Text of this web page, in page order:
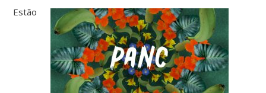
Estão